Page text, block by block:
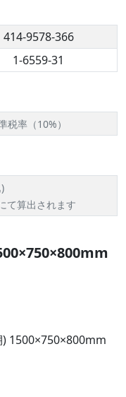
414-9578-366
1-6559-31
税率（10%）
て算出されます
) 1500×750×800mm